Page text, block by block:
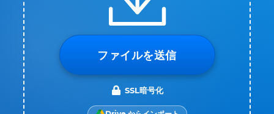
ファイルを送信
SSL暗号化